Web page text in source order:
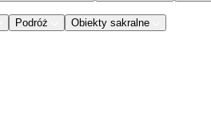
Podróż Obiekty sakralne